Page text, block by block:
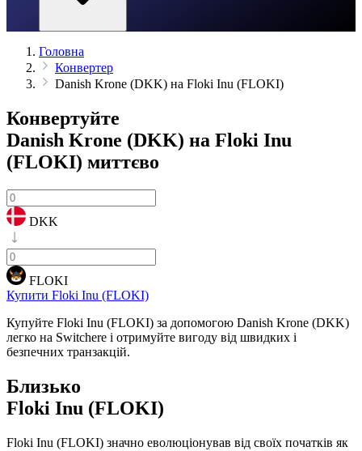
Головна
Конвертер
Danish Krone (DKK) на Floki Inu (FLOKI)
Конвертуйте
Danish Krone (DKK) на Floki Inu
(FLOKI) миттєво
DKK
FLOKI
Купити Floki Inu (FLOKI)
Купуйте Floki Inu (FLOKI) за допомогою Danish Krone (DKK)
легко на Switchere і отримуйте вигоду від швидких і
безпечних транзакцій.
Близько
Floki Inu (FLOKI)
Floki Inu (FLOKI) значно еволюціонував від своїх початків як